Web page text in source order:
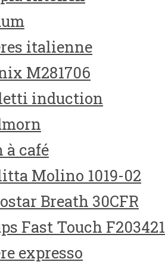
italienne
M281706
induction
café
Molino 1019-02
Breath 30CFR
Fast Touch
expresso